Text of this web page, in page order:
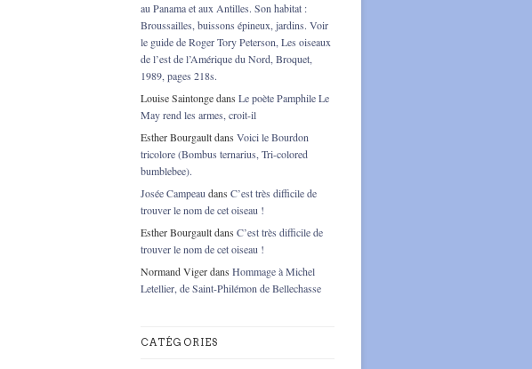
au Panama et aux Antilles. Son habitat :
Broussailles, buissons épineux, jardins. Voir
le guide de Roger Tory Peterson, Les oiseaux
de l’est de l’Amérique du Nord, Broquet,
1989, pages 218s.
Louise Saintongedans Le poète Pamphile Le
May rend les armes, croit-il
Esther Bourgaultdans Voici le Bourdon
tricolore (Bombus ternarius, Tri-colored
bumblebee).
Josée Campeau dans C’est très difficile de
trouver le nom de cet oiseau !
Esther Bourgaultdans C’est très difficile de
trouver le nom de cet oiseau !
Normand Vigerdans Hommage à Michel
Letellier, de Saint-Philémon de Bellechasse
CATÉGORIES